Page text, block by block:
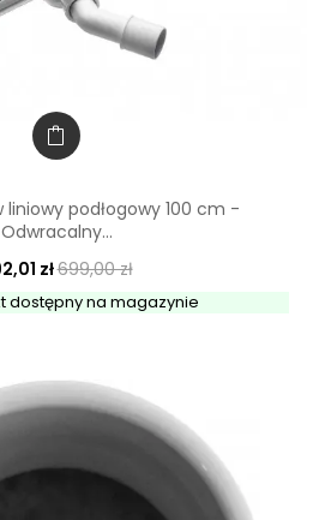
liniowy podłogowy 100 cm -
Odwracalny...
zł699,00 zł
dostępny na magazynie